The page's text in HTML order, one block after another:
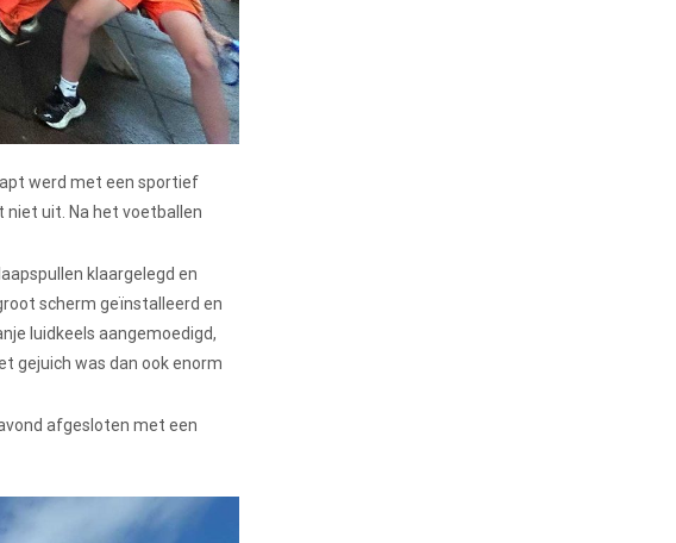
werd met een sportief
niet uit. Na het voetballen
klaargelegd en
scherm geïnstalleerd en
luidkeels aangemoedigd,
gejuich was dan ook enorm
afgesloten met een